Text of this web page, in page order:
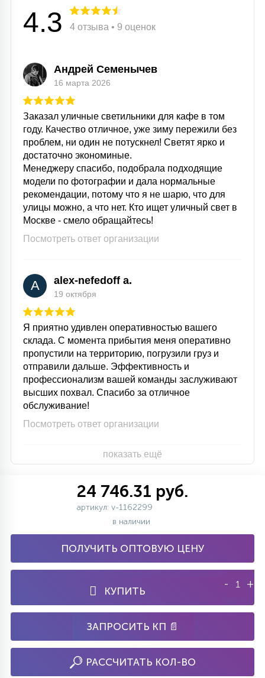
4.3 4 отзыва • 9 оценок
Андрей Семенычев
16 марта 2026
Заказал уличные светильники для кафе в том
году. Качество отличное, уже зиму пережили без
проблем, ни один не потускнел! Светят ярко и
достаточно экономиные.
Менеджеру спасибо, подобрала подходящие
модели по фотографии и дала нормальные
рекомендации, потому что я не шарю, что для
улицы можно, а что нет. Кто ищет уличный свет в
Москве - смело обращайтесь!
Посмотреть ответ организации
A alex-nefedoff a.
19 октября
Я приятно удивлен оперативностью вашего
склада. С момента прибытия меня оперативно
пропустили на территорию, погрузили груз и
отправили дальше. Эффективность и
профессионализм вашей команды заслуживают
высших похвал. Спасибо за отличное
обслуживание!
Посмотреть ответ организации
показать ещё
24 746.31 руб.
артикул: v-1162299
в наличии
ПОЛУЧИТЬ ОПТОВУЮ ЦЕНУ
КУПИТЬ
- +
ЗАПРОСИТЬ КП 📄
РАССЧИТАТЬ КОЛ-ВО